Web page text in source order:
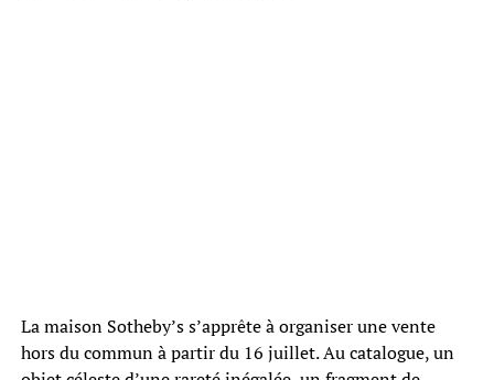
La maison Sotheby’s s’apprête à organiser une vente
hors du commun à partir du 16 juillet. Au catalogue, un